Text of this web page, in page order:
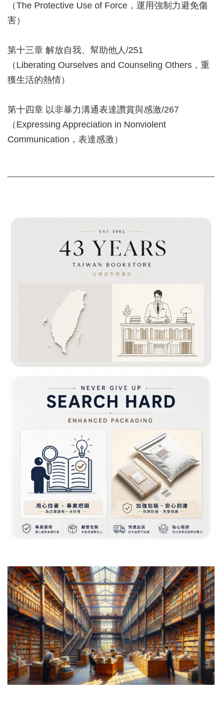
（The Protective Use of Force，運用強制力避免傷
害）
第十三章 解放自我、幫助他人/251
（Liberating Ourselves and Counseling Others，重
獲生活的熱情）
第十四章 以非暴力溝通表達讚賞與感激/267
（Expressing Appreciation in Nonviolent
Communication，表達感激）